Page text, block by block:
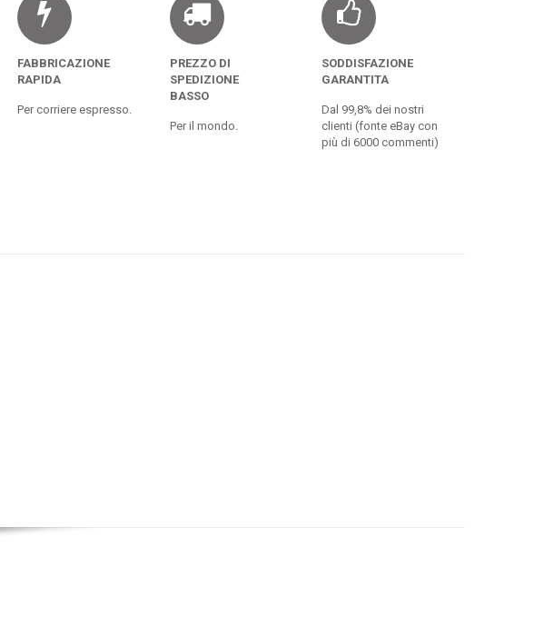
FABBRICAZIONE
RAPIDA
Per corriere espresso.
PREZZO DI
SPEDIZIONE
BASSO
Per il mondo.
SODDISFAZIONE
GARANTITA
Dal 99,8% dei nostri
clienti (fonte eBay con
più di 6000 commenti)